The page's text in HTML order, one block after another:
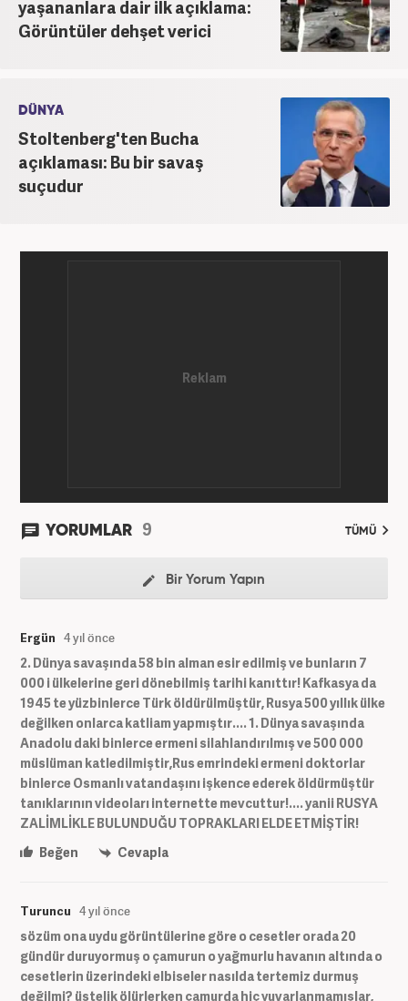
yaşananlara dair ilk açıklama:
Görüntüler dehşet verici
DÜNYA
Stoltenberg'ten Bucha
açıklaması: Bu bir savaş
suçudur
YORUMLAR 9 TÜMÜ
Bir Yorum Yapın
Ergün 4 yıl önce
2. Dünya savaşında 58 bin alman esir edilmiş ve bunların 7
000 i ülkelerine geri dönebilmiş tarihi kanıttır! Kafkasya da
1945 te yüzbinlerce Türk öldürülmüştür, Rusya 500 yıllık ülke
değilken onlarca katliam yapmıştır.... 1. Dünya savaşında
Anadolu daki binlerce ermeni silahlandırılmış ve 500 000
müslüman katledilmiştir,Rus emrindeki ermeni doktorlar
binlerce Osmanlı vatandaşını işkence ederek öldürmüştür
tanıklarının videoları internette mevcuttur!.... yanii RUSYA
ZALİMLİKLE BULUNDUĞU TOPRAKLARI ELDE ETMİŞTİR!
Beğen
Cevapla
Turuncu 4 yıl önce
sözüm ona uydu görüntülerine göre o cesetler orada 20
gündür duruyormuş o çamurun o yağmurlu havanın altında o
cesetlerin üzerindeki elbiseler nasılda tertemiz durmuş
değilmi? üstelik ölürlerken çamurda hiç yuvarlanmamışlar,